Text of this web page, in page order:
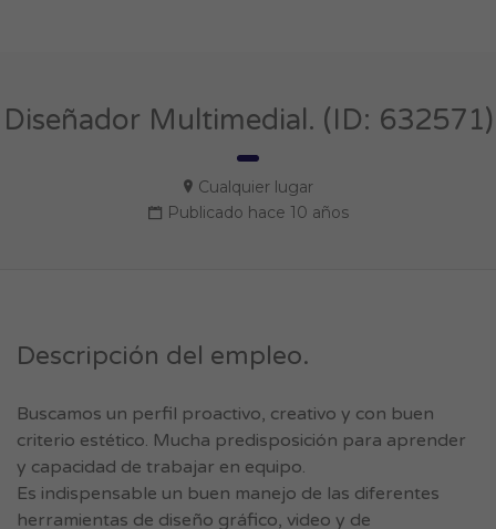
Diseñador Multimedial. (ID: 632571)
Cualquier lugar
Publicado hace 10 años
Descripción del empleo.
Buscamos un perfil proactivo, creativo y con buen
criterio estético. Mucha predisposición para aprender
y capacidad de trabajar en equipo.
Es indispensable un buen manejo de las diferentes
herramientas de diseño gráfico, video y de